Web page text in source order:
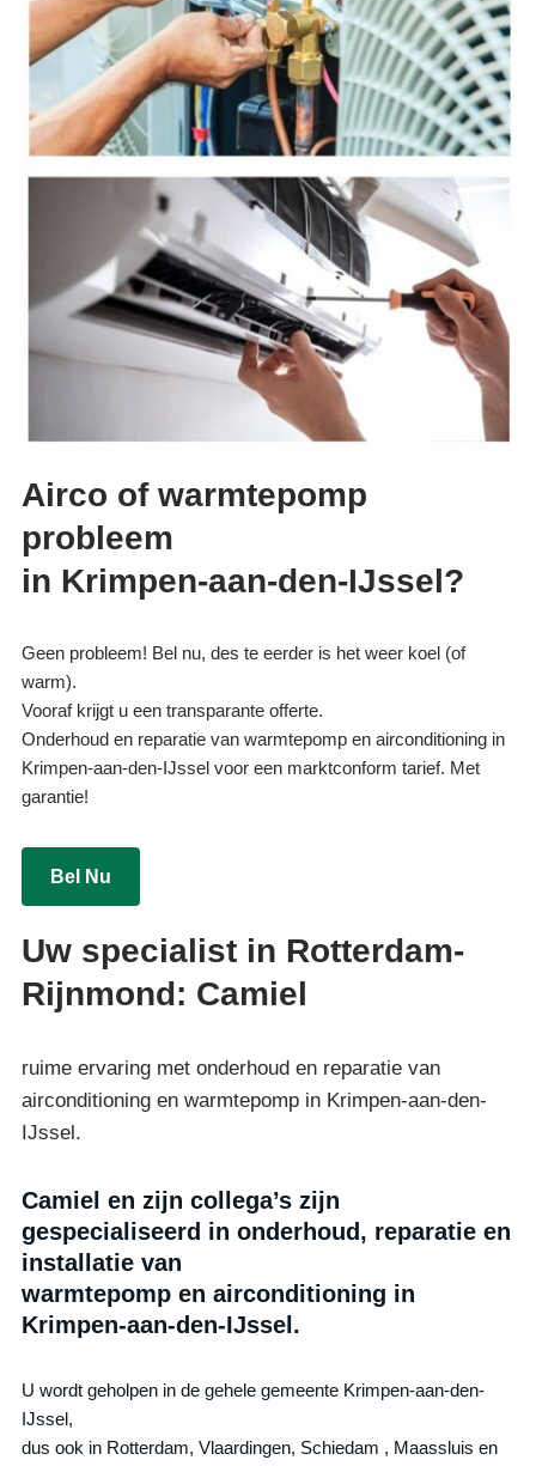
Airco of warmtepomp
probleem
in Krimpen-aan-den-IJssel?
Geen probleem! Bel nu, des te eerder is het weer koel (of
warm).
Vooraf krijgt u een transparante offerte.
Onderhoud en reparatie van warmtepomp en airconditioning in
Krimpen-aan-den-IJssel voor een marktconform tarief. Met
garantie!
Bel Nu
Uw specialist in Rotterdam-
Rijnmond: Camiel
ruime ervaring met onderhoud en reparatie van
airconditioning en warmtepomp in Krimpen-aan-den-
IJssel.
Camiel en zijn collega’s zijn
gespecialiseerd in onderhoud, reparatie en
installatie van
warmtepomp en airconditioning in
Krimpen-aan-den-IJssel.
U wordt geholpen in de gehele gemeente Krimpen-aan-den-
IJssel,
dus ook in Rotterdam, Vlaardingen, Schiedam , Maassluis en